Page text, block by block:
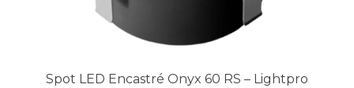
Spot LED Encastré Onyx 60 RS – Lightpro